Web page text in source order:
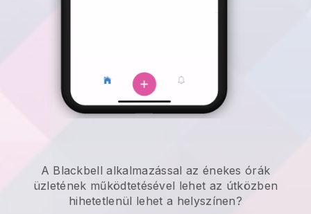
A Blackbell alkalmazással az énekes órák
üzletének működtetésével lehet az útközben
hihetetlenül lehet a helyszínen?